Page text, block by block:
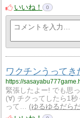
いいね！
0
ワクチンうってき
緊張したよー! でも思
(∀) チクってしたら1秒
って…
ゆるゆるだら